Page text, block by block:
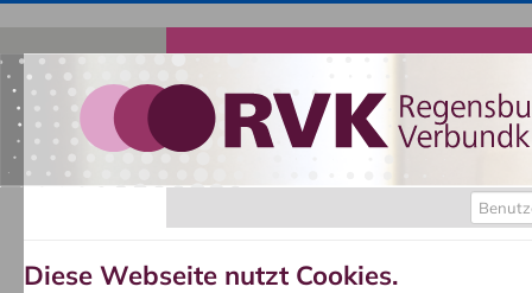
Diese Webseite nutzt Cookies.